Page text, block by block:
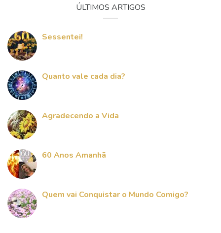
ÚLTIMOS ARTIGOS
Sessentei!
Quanto vale cada dia?
Agradecendo a Vida
60 Anos Amanhã
Quem vai Conquistar o Mundo Comigo?